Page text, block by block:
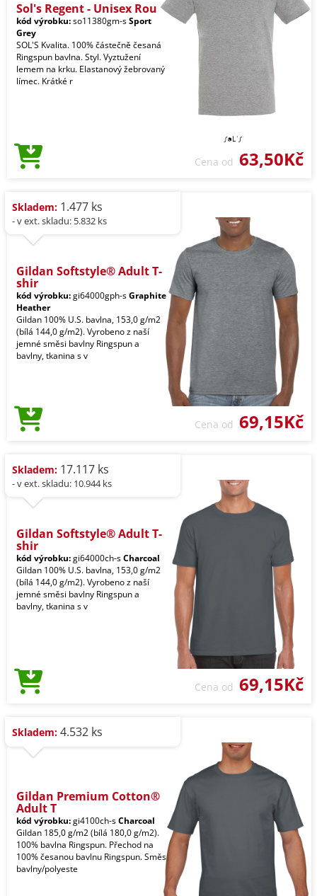
Sol's Regent - Unisex Rou
kód výrobku:so11380gm-sSport
Grey
SOL'S Kvalita. 100% částečně česaná
Ringspun bavlna. Styl. Vyztužení
lemem na krku. Elastanový žebrovaný
límec. Krátké r
Cena od 63,50Kč
Skladem: 1.477 ks
- v ext. skladu: 5.832 ks
Gildan Softstyle® Adult T-
shir
kód výrobku:gi64000gph-sGraphite
Heather
Gildan 100% U.S. bavlna, 153,0 g/m2
(bílá 144,0 g/m2). Vyrobeno z naší
jemné směsi bavlny Ringspun a
bavlny, tkanina s v
Cena od 69,15Kč
Skladem: 17.117 ks
- v ext. skladu: 10.944 ks
Gildan Softstyle® Adult T-
shir
kód výrobku:gi64000ch-sCharcoal
Gildan 100% U.S. bavlna, 153,0 g/m2
(bílá 144,0 g/m2). Vyrobeno z naší
jemné směsi bavlny Ringspun a
bavlny, tkanina s v
Cena od 69,15Kč
Skladem: 4.532 ks
Gildan Premium Cotton®
Adult T
kód výrobku:gi4100ch-sCharcoal
Gildan 185,0 g/m2 (bílá 180,0 g/m2).
100% bavlna Ringspun. Přechod na
100% česanou bavlnu Ringspun. Směs
bavlny/polyeste